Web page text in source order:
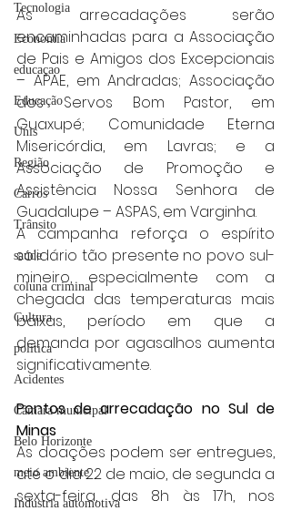
Tecnologia
Economia
educaçao
Educação
Unis
Região
Carros
Trânsito
saúde
coluna criminal
Cultura
politica
Acidentes
Câmara municipal
Belo Horizonte
meio ambiente
Industria automotiva
As arrecadações serão
encaminhadas para a Associação
de Pais e Amigos dos Excepcionais
– APAE, em Andradas; Associação
dos Servos Bom Pastor, em
Guaxupé; Comunidade Eterna
Misericórdia, em Lavras; e a
Associação de Promoção e
Assistência Nossa Senhora de
Guadalupe – ASPAS, em Varginha.
A campanha reforça o espírito
solidário tão presente no povo sul-
mineiro, especialmente com a
chegada das temperaturas mais
baixas, período em que a
demanda por agasalhos aumenta
significativamente.
Pontos de arrecadação no Sul de
Minas
As doações podem ser entregues,
até o dia 22 de maio, de segunda a
sexta-feira, das 8h às 17h, nos